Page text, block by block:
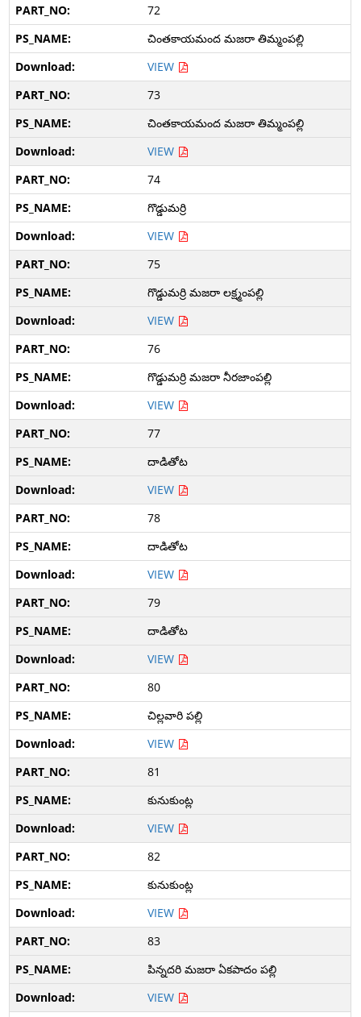
72
చింతకాయమంద మజరా తిమ్మంపల్లి
VIEW
73
చింతకాయమంద మజరా తిమ్మంపల్లి
VIEW
74
గొడ్డుమర్రి
VIEW
75
గొడ్డుమర్రి మజరా లక్ష్మంపల్లి
VIEW
76
గొడ్డుమర్రి మజరా నీరజాంపల్లి
VIEW
77
దాడితోట
VIEW
78
దాడితోట
VIEW
79
దాడితోట
VIEW
80
చిల్లవారి పల్లి
VIEW
81
కునుకుంట్ల
VIEW
82
కునుకుంట్ల
VIEW
83
పిన్నదరి మజరా ఏకపాదం పల్లి
VIEW